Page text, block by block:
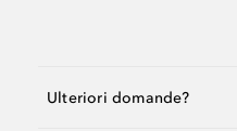
Ulteriori domande?